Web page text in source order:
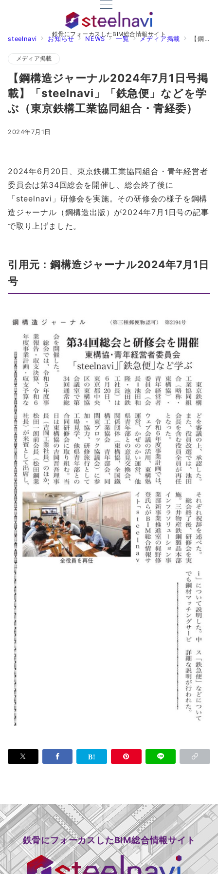
鉄骨にフォーカスしたBIM総合情報サイト
steelnavi お知らせ NEWS 一覧 メディア掲載 【鋼構造ジャーナル2024年7月1日号掲載】「steelnavi」「鉄急便」などを学ぶ（東京鉄構工業協同組合・青経委）
メディア掲載
【鋼構造ジャーナル2024年7月1日号掲
載】「steelnavi」「鉄急便」などを学
ぶ（東京鉄構工業協同組合・青経委）
2024年7月1日
2024年6月20日、東京鉄構工業協同組合・青年経営者
委員会は第34回総会を開催し、総会終了後に
「steelnavi」研修会を実施。その研修会の様子を鋼構
造ジャーナル（鋼構造出版）が2024年7月1日号の記事
で取り上げました。
引用元：鋼構造ジャーナル2024年7月1日
号
鉄骨にフォーカスしたBIM総合情報サイト